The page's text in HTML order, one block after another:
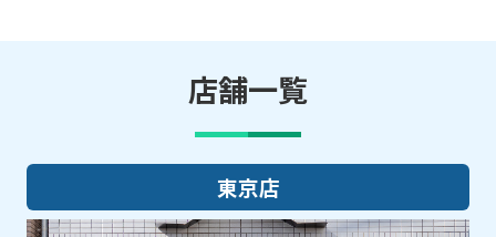
店舗一覧
大阪店